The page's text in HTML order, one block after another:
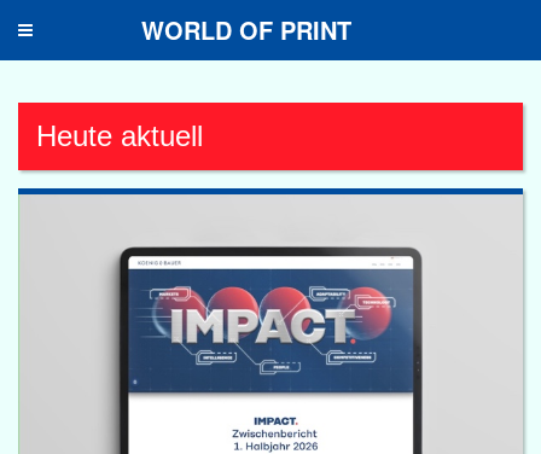
Toggle
WORLD OF PRINT
Heute aktuell